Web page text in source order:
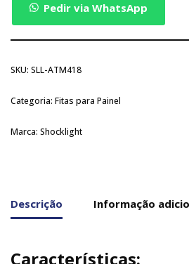
Pedir via WhatsApp
SKU: SLL-ATM418
Categoria: Fitas para Painel
Marca: Shocklight
Descrição Informação
Características: